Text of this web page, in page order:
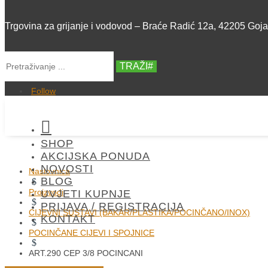
Trgovina za grijanje i vodovod – Braće Radić 12a, 42205
TRAŽI
Follow

SHOP
AKCIJSKA PONUDA
NOVOSTI
BLOG
UVJETI KUPNJE
PRIJAVA / REGISTRACIJA
KONTAKT
Naslovnica
$
Proizvodi
$
CIJEVNI SUSTAVI (BAKAR/PLASTIKA/POCINČANO/INOX)
$
POCINČANE CIJEVI I SPOJNICE
$
ART.290 CEP 3/8 POCINCANI